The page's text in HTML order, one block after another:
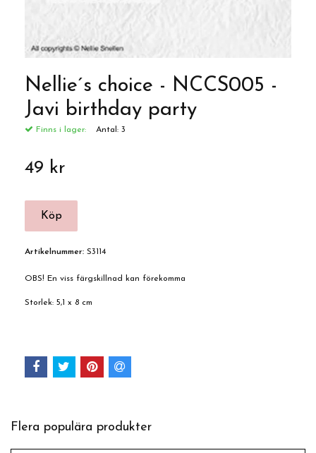
Nellie´s choice - NCCS005 -
Javi birthday party
Finns i lager: Antal: 3
49 kr
Artikelnummer: S3114
OBS! En viss färgskillnad kan förekomma
Storlek: 5,1 x 8 cm
Flera populära produkter